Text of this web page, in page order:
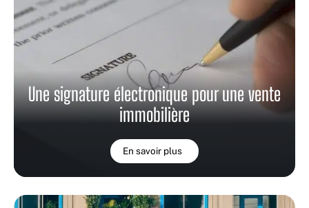
Une signature électronique pour une vente
immobilière
En savoir plus